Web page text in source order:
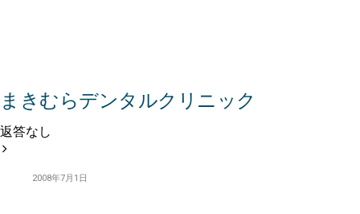
まきむらデンタルクリニック
返答なし
2008年7月1日